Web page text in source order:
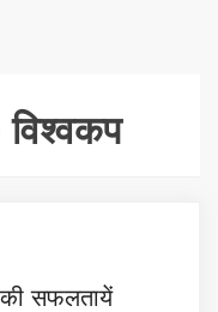
की सफलतायें